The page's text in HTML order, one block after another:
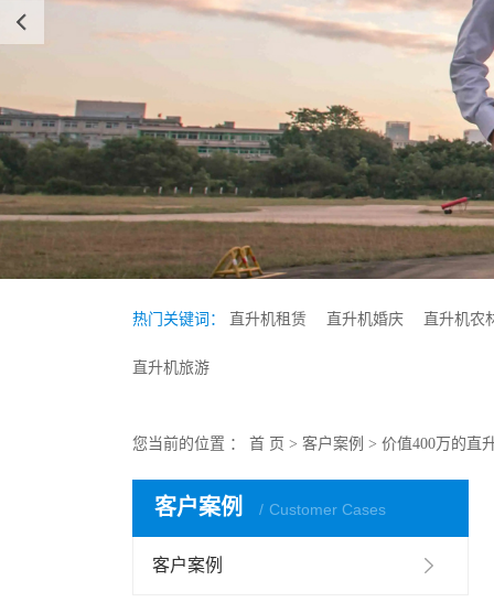
热门关键词： 直升机租赁 直升机婚庆 直升机农
直升机旅游
您当前的位置 ： 首 页 > 客户案例 > 价值400万的直
客户案例 Customer Cases
客户案例